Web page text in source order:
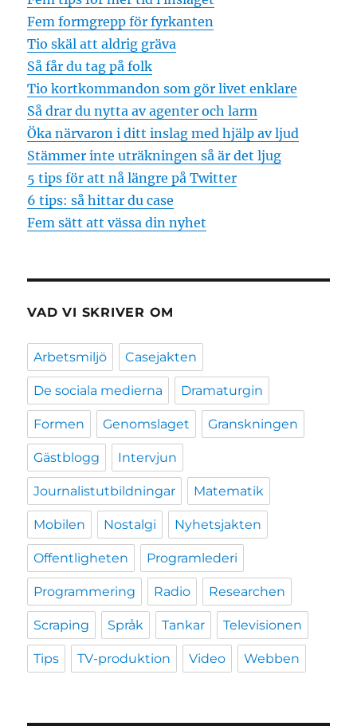
Fem formgrepp för fyrkanten
Tio skäl att aldrig gräva
Så får du tag på folk
Tio kortkommandon som gör livet enklare
Så drar du nytta av agenter och larm
Öka närvaron i ditt inslag med hjälp av ljud
Stämmer inte uträkningen så är det ljug
5 tips för att nå längre på Twitter
6 tips: så hittar du case
Fem sätt att vässa din nyhet
VAD VI SKRIVER OM
Arbetsmiljö Casejakten
De sociala medierna Dramaturgin
Formen Genomslaget Granskningen
Gästblogg Intervjun
Journalistutbildningar Matematik
Mobilen Nostalgi Nyhetsjakten
Offentligheten Programlederi
Programmering Radio Researchen
Scraping Språk Tankar Televisionen
Tips TV-produktion Video Webben